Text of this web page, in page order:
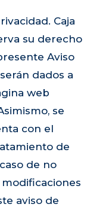
Caja
su derecho
Aviso
dados a
web
se
con el
de
de no
aviso de